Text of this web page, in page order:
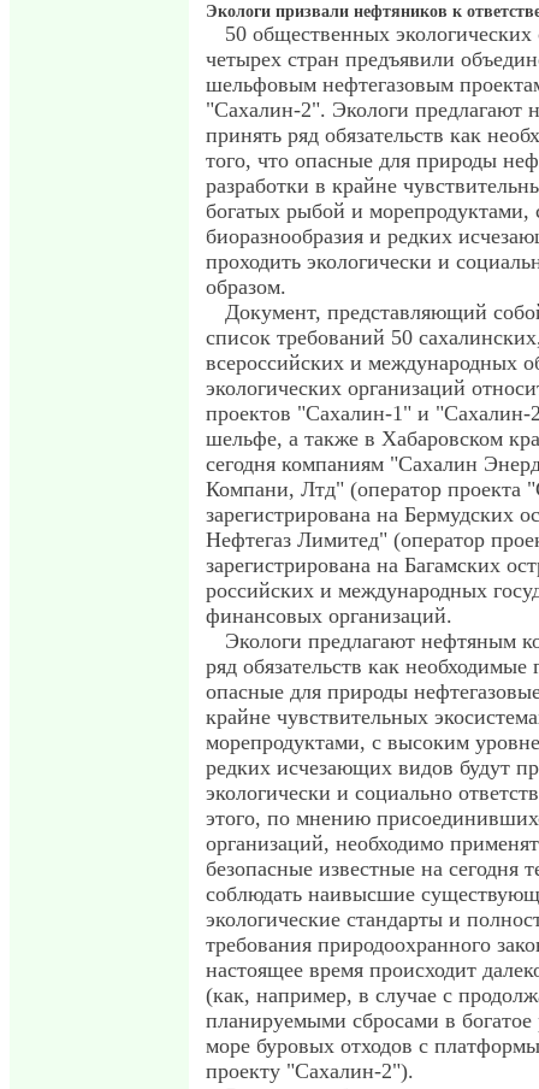
Экологи призвали нефтяников к
50 общественных экологических
четырех стран предъявили
шельфовым нефтегазовым
"Сахалин-2". Экологи предлагают
принять ряд обязательств как
того, что опасные для природы
разработки в крайне
богатых рыбой и
биоразнообразия и редких
проходить экологически и
образом.
Документ, представляющий
список требований 50
всероссийских и международных
экологических организаций
проектов "Сахалин-1" и "Сахалин-
шельфе, а также в Хабаровском
сегодня компаниям "Сахалин
Компани, Лтд" (оператор проекта
зарегистрирована на Бермудских
Нефтегаз Лимитед" (оператор
зарегистрирована на Багамских
российских и международных
финансовых организаций.
Экологи предлагают нефтяным
ряд обязательств как необходимые
опасные для природы
крайне чувствительных
морепродуктами, с высоким
редких исчезающих видов будут
экологически и социально
этого, по мнению
организаций, необходимо
безопасные известные на сегодня
соблюдать наивысшие
экологические стандарты и
требования природоохранного
настоящее время происходит
(как, например, в случае с
планируемыми сбросами в
море буровых отходов с
проекту "Сахалин-2").